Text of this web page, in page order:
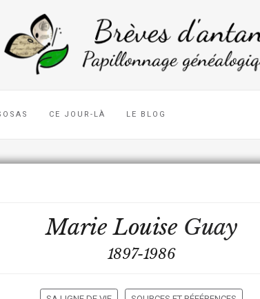
CE JOUR-LÀ LE BLOG
Marie Louise Guay
1897-1986